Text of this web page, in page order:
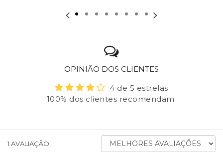
OPINIÃO DOS CLIENTES
4 de 5 estrelas
100% dos clientes recomendam
1 AVALIAÇÃO
ORDENAR
AVALIAÇÕES